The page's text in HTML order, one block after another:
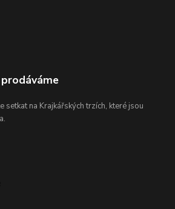
setkat na Krajkářských trzích, které jsou